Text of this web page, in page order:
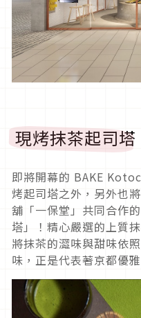
現烤抹茶起司塔
即將開幕的 BAKE
烤起司塔之外，另外也
舖「一保堂」共同合作
塔」！精心嚴選的上質
將抹茶的澀味與甜味依
味，正是代表著京都優